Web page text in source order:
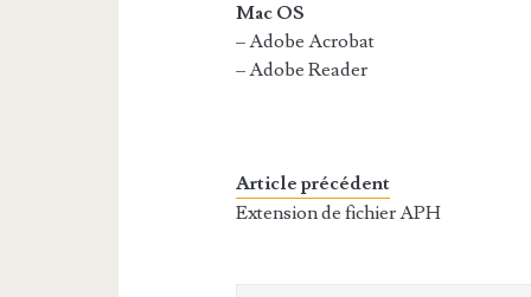
Mac OS
– Adobe Acrobat
– Adobe Reader
Article précédent
Extension de fichier APH